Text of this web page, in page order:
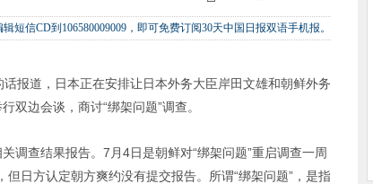
短信CD到106580009009，即可免费订阅30天中国日报双语手机报。
报道，日本正在安排让日本外务大臣岸田文雄和朝鲜外务
双边会谈，商讨“绑架问题”调查。
调查结果报告。7月4日是朝鲜对“绑架问题”重启调查一周
日方认定朝方爽约没有提交报告。所谓“绑架问题”，是指